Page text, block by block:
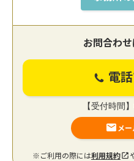
お問合わ
電
【受付時間
メ
※ご利用の際には利用規約